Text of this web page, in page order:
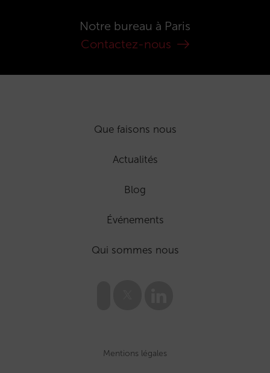
Notre bureau à Paris
Contactez-nous
Que faisons nous
Actualités
Blog
Événements
Qui sommes nous
Mentions légales